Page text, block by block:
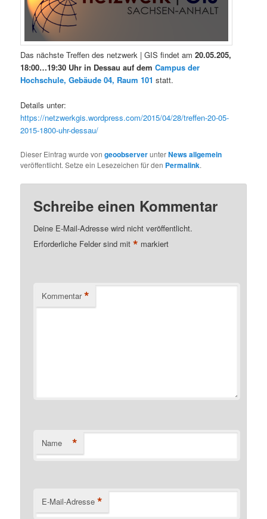
Das nächste Treffen des netzwerk | GIS findet am20.05.205,
18:00…19:30 Uhr in Dessau auf dem Campus der
Hochschule, Gebäude 04, Raum 101 statt.
Details unter:
https://netzwerkgis.wordpress.com/2015/04/28/treffen-20-05-
2015-1800-uhr-dessau/
Dieser Eintrag wurde vongeoobserverunterNews allgemein
veröffentlicht. Setze ein Lesezeichen für den Permalink.
Schreibe einen Kommentar
Deine E-Mail-Adresse wird nicht veröffentlicht.
Erforderliche Felder sind mit* markiert
Kommentar *
Name *
E-Mail-Adresse *